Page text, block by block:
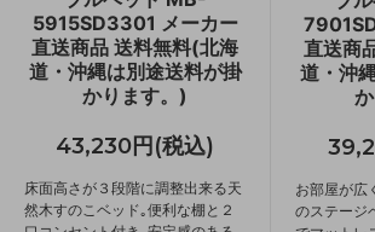
5915SD3301 メーカー
直送商品 送料無料(北海
道・沖縄は別途送料が掛
かります。)
43,230円(税込)
床面高さが３段階に調整出来る天
然木すのこベッド｡便利な棚と２
直送商
道・沖
お部屋が広
のステージ